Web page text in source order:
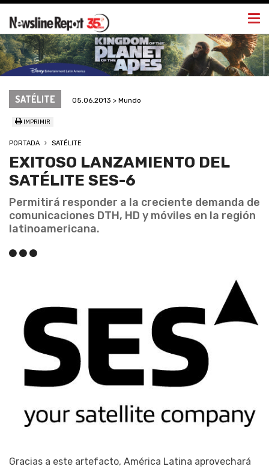
SATÉLITE 05.06.2013 > Mundo
IMPRIMIR
PORTADA SATÉLITE
EXITOSO LANZAMIENTO DEL
SATÉLITE SES-6
Permitirá responder a la creciente demanda de
comunicaciones DTH, HD y móviles en la región
latinoamericana.
Gracias a este artefacto, América Latina aprovechará